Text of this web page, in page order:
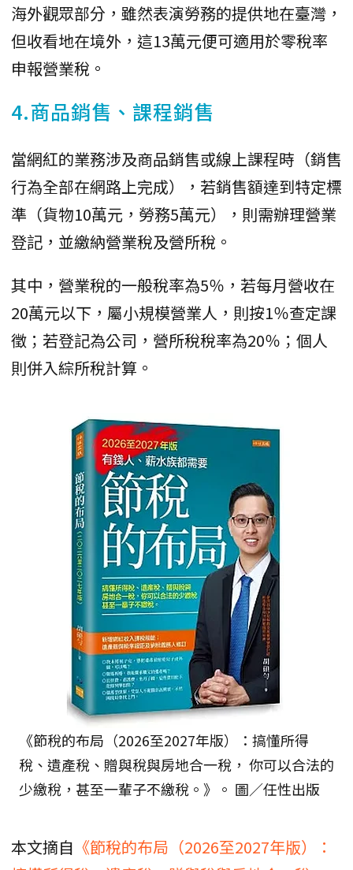
海外觀眾部分，雖然表演勞務的提供地在臺灣，
但收看地在境外，這13萬元便可適用於零稅率
申報營業稅。
4.商品銷售、課程銷售
當網紅的業務涉及商品銷售或線上課程時（銷售
行為全部在網路上完成），若銷售額達到特定標
準（貨物10萬元，勞務5萬元），則需辦理營業
登記，並繳納營業稅及營所稅。
其中，營業稅的一般稅率為5％，若每月營收在
20萬元以下，屬小規模營業人，則按1％查定課
徵；若登記為公司，營所稅稅率為20％；個人
則併入綜所稅計算。
《節稅的布局（2026至2027年版）：搞懂所得
稅、遺產稅、贈與稅與房地合一稅， 你可以合法的
少繳稅，甚至一輩子不繳稅。》。 圖／任性出版
本文摘自 《節稅的布局（2026至2027年版）：